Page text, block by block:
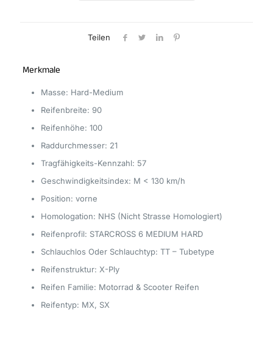
Teilen
Merkmale
Masse: Hard-Medium
Reifenbreite: 90
Reifenhöhe: 100
Raddurchmesser: 21
Tragfähigkeits-Kennzahl: 57
Geschwindigkeitsindex: M < 130 km/h
Position: vorne
Homologation: NHS (Nicht Strasse Homologiert)
Reifenprofil: STARCROSS 6 MEDIUM HARD
Schlauchlos Oder Schlauchtyp: TT – Tubetype
Reifenstruktur: X-Ply
Reifen Familie: Motorrad & Scooter Reifen
Reifentyp: MX, SX